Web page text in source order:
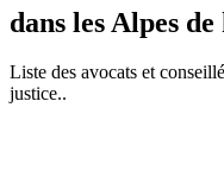
dans les Alpes
Liste des avocats et
justice..